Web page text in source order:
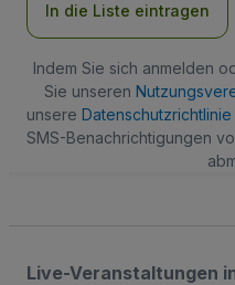
In die Liste eintragen
Indem Sie sich anmelden
Sie unseren
unsere Datenschutzrichtlinie
SMS-Benachrichtigungen
Live-Veranstaltungen